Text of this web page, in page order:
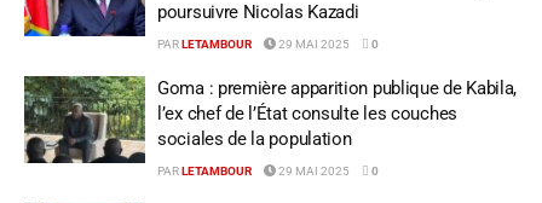
poursuivre Nicolas Kazadi
PAR LETAMBOUR 29 MAI 2025 0
Goma : première apparition publique de Kabila,
l’ex chef de l’État consulte les couches
sociales de la population
PAR LETAMBOUR 29 MAI 2025 0